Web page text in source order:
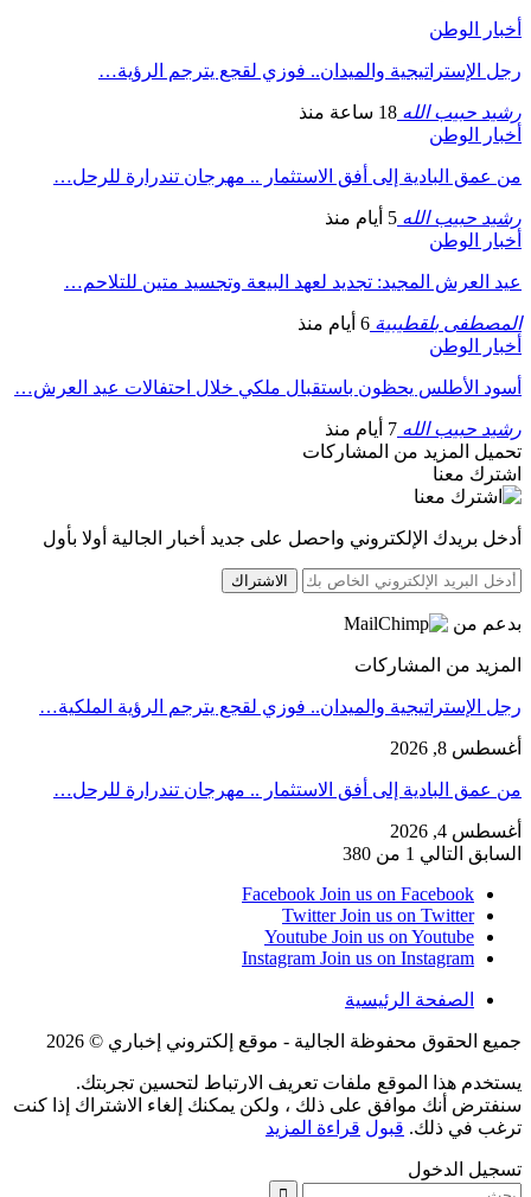
أخبار الوطن
رجل الإستراتيجية والميدان.. فوزي لقجع يترجم الرؤية…
رشيد حبيب الله 18 ساعة منذ
أخبار الوطن
من عمق البادية إلى أفق الاستثمار .. مهرجان تندرارة للرحل…
رشيد حبيب الله 5 أيام منذ
أخبار الوطن
عيد العرش المجيد: تجديد لعهد البيعة وتجسيد متين للتلاحم…
المصطفى بلقطيبية 6 أيام منذ
أخبار الوطن
أسود الأطلس يحظون باستقبال ملكي خلال احتفالات عيد العرش…
رشيد حبيب الله 7 أيام منذ
تحميل المزيد من المشاركات
اشترك معنا
أدخل بريدك الإلكتروني واحصل على جديد أخبار الجالية أولا بأول
الاشتراك
بدعم من
المزيد من المشاركات
رجل الإستراتيجية والميدان.. فوزي لقجع يترجم الرؤية الملكية…
أغسطس 8, 2026
من عمق البادية إلى أفق الاستثمار .. مهرجان تندرارة للرحل…
أغسطس 4, 2026
السابق التالي 1 من 380
Facebook Join us on Facebook
Twitter Join us on Twitter
Youtube Join us on Youtube
Instagram Join us on Instagram
الصفحة الرئيسية
جميع الحقوق محفوظة الجالية - موقع إلكتروني إخباري © 2026
يستخدم هذا الموقع ملفات تعريف الارتباط لتحسين تجربتك.
سنفترض أنك موافق على ذلك ، ولكن يمكنك إلغاء الاشتراك إذا كنت
ترغب في ذلك. قبول قراءة المزيد
تسجيل الدخول